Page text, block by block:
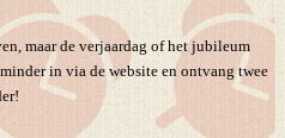
maar de verjaardag of het jubileum
in via de website en ontvang twee